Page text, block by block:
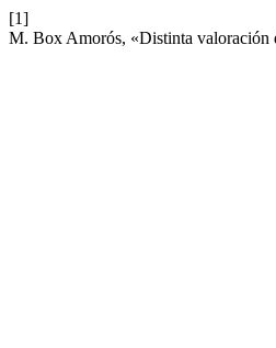
[1]
M. Box Amorós, «Distinta valoración